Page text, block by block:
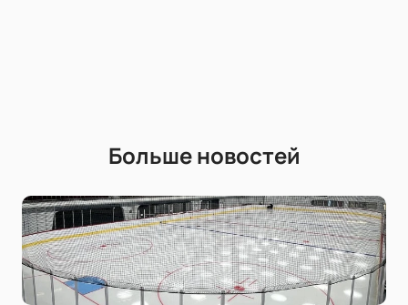
Больше новостей